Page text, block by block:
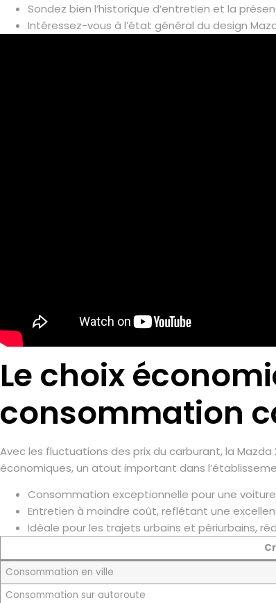
Sondez bien l’historique d’entretien et la
Intéressez-vous à l’état général du design
Le choix
consommation
Avec les fluctuations des prix du carburant, la
économiques, un atout important dans
Consommation exceptionnelle pour une
Entretien à moindre coût, reflétant une
Idéale pour les trajets urbains et périurbains,
Consommation en ville
Consommation sur autoroute